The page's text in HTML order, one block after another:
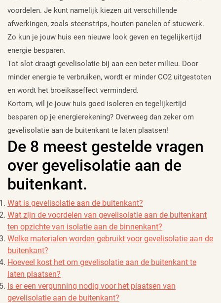
voordelen. Je kunt namelijk kiezen uit verschillende
afwerkingen, zoals steenstrips, houten panelen of stucwerk.
Zo kun je jouw huis een nieuwe look geven en tegelijkertijd
energie besparen.
Tot slot draagt gevelisolatie bij aan een beter milieu. Door
minder energie te verbruiken, wordt er minder CO2 uitgestoten
en wordt het broeikaseffect verminderd.
Kortom, wil je jouw huis goed isoleren en tegelijkertijd
besparen op je energierekening? Overweeg dan zeker om
gevelisolatie aan de buitenkant te laten plaatsen!
De 8 meest gestelde vragen
over gevelisolatie aan de
buitenkant.
Wat is gevelisolatie aan de buitenkant?
Wat zijn de voordelen van gevelisolatie aan de buitenkant
ten opzichte van isolatie aan de binnenkant?
Welke materialen worden gebruikt voor gevelisolatie aan de
buitenkant?
Hoeveel kost het om gevelisolatie aan de buitenkant te
laten plaatsen?
Is er een vergunning nodig voor het plaatsen van
gevelisolatie aan de buitenkant?